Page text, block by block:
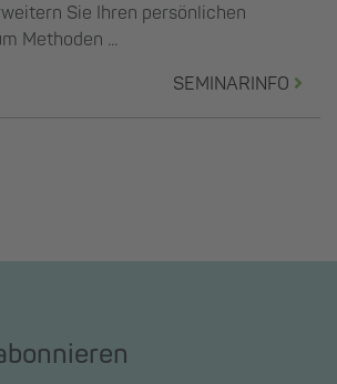
Sie Ihren persönlichen
Methoden ...
SEMINARINFO